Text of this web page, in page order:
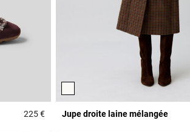
225 €5 out of 5 Customer Rating
Jupe droite laine mélangée